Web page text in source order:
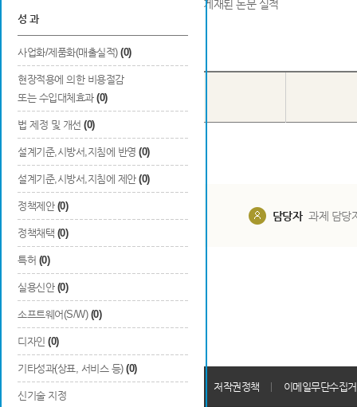
성 과
사업화/제품화(매출실적) (0)
현장적용에 의한 비용절감
또는 수입대체효과 (0)
법 제정 및 개선 (0)
설계기준,시방서,지침에 반영 (0)
설계기준,시방서,지침에 제안 (0)
정책제안 (0)
정책채택 (0)
특허 (0)
실용신안 (0)
소프트웨어(S/W) (0)
디자인 (0)
기타성과(상표, 서비스 등) (0)
신기술 지정
※ 국내 및 국외 학술지(SCI급 학술지 포함)에 게재된 논문 실적
Total0건
번호
국내/
국외
담당부서 해당 사업실 담당자 과제 담당
개인정보처리방침 저작권정책 이메일무단수집